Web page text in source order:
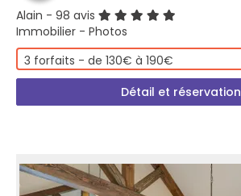
Alain - 98 avis
Immobilier - Photos
3 forfaits - de 130€ à 190€
Détail et réservation